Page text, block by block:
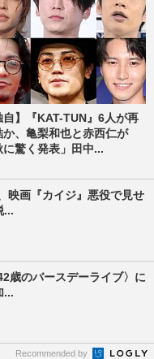
自】『KAT-TUN』6人が再
か、亀梨和也と赤西仁が
に驚く発表」田中...
映画『カイジ』悪役で見せ
...
歳のバースデーライブ〉に
...
Recommended by